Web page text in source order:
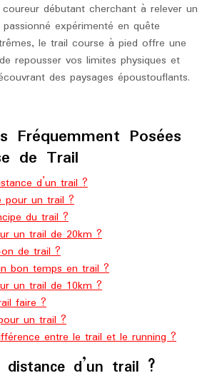
débutant cherchant à relever un
expérimenté en quête
le trail course à pied offre une
repousser vos limites physiques et
des paysages époustouflants.
Fréquemment Posées
de Trail
d’un trail ?
pour un trail ?
du trail ?
un trail de 20km ?
de trail ?
bon temps en trail ?
un trail de 10km ?
faire ?
un trail ?
entre le trail et le running ?
d’un trail ?